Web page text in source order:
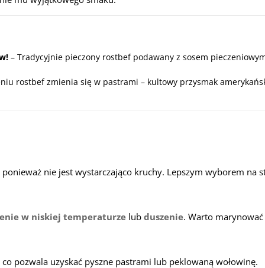
– Tradycyjnie pieczony rostbef podawany z sosem
rostbef zmienia się w pastrami – kultowy przysmak
nie jest wystarczająco kruchy. Lepszym wyborem na
w niskiej temperaturze lub duszenie. Warto marynować
co pozwala uzyskać pyszne pastrami lub peklowaną wołowinę.